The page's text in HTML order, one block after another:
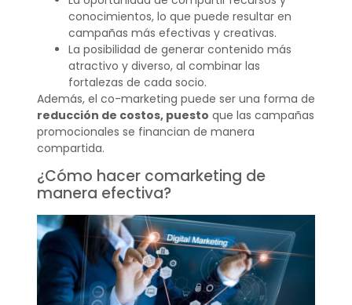
conocimientos, lo que puede resultar en
campañas más efectivas y creativas.
La posibilidad de generar contenido más
atractivo y diverso, al combinar las
fortalezas de cada socio.
Además, el co-marketing puede ser una forma de
reducción de costos, puesto que las campañas
promocionales se financian de manera
compartida.
¿Cómo hacer comarketing de
manera efectiva?